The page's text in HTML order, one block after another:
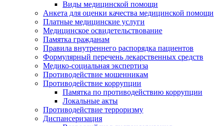
Виды медицинской помощи
Анкета для оценки качества медицинской помощи
Платные медицинские услуги
Медицинское освидетельствование
Памятка гражданам
Правила внутреннего распорядка пациентов
Формулярный перечень лекарственных средств
Медико-социальная экспертиза
Противодействие мошенникам
Противодействие коррупции
Памятка по противодействию коррупции
Локальные акты
Противодействие терроризму
Диспансеризация